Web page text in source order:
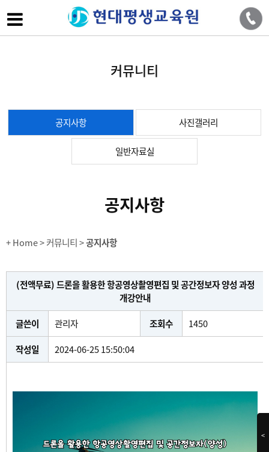
커뮤니티
공지사항 사진갤러리
일반자료실
공지사항
+ Home> 커뮤니티 >공지사항
(전액무료) 드론을 활용한 항공영상촬영편집 및 공간정보자 양성 과정
개강안내
글쓴이
관리자 조회수
1450
작성일
2024-06-25 15:50:04
<